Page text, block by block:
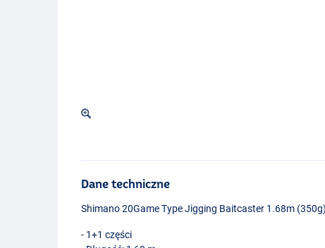
Dane techniczne
Shimano 20Game Type Jigging Baitcaster 1.68m (350g)
- 1+1 części